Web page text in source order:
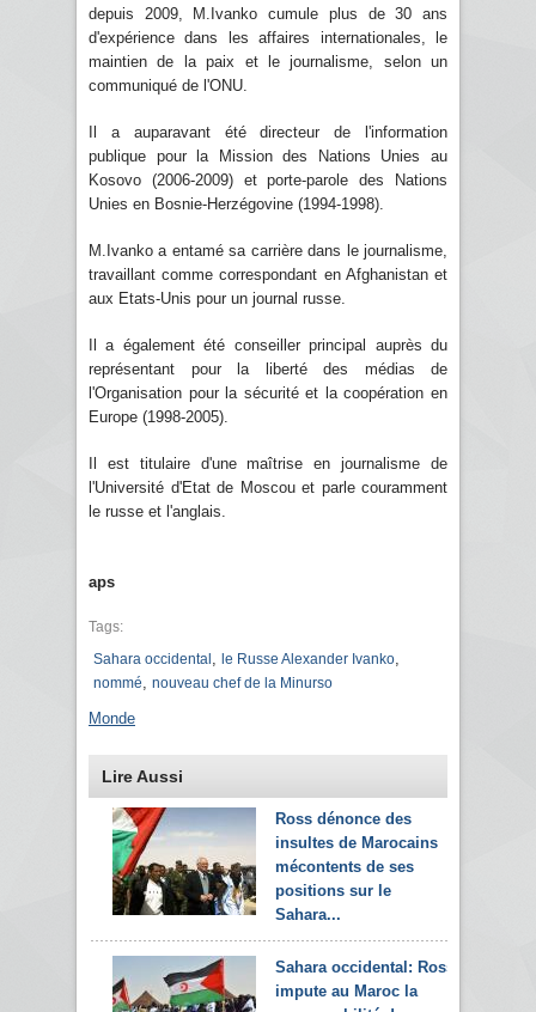
depuis 2009, M.Ivanko cumule plus de 30 ans
d'expérience dans les affaires internationales, le
maintien de la paix et le journalisme, selon un
communiqué de l'ONU.
Il a auparavant été directeur de l'information
publique pour la Mission des Nations Unies au
Kosovo (2006-2009) et porte-parole des Nations
Unies en Bosnie-Herzégovine (1994-1998).
M.Ivanko a entamé sa carrière dans le journalisme,
travaillant comme correspondant en Afghanistan et
aux Etats-Unis pour un journal russe.
Il a également été conseiller principal auprès du
représentant pour la liberté des médias de
l'Organisation pour la sécurité et la coopération en
Europe (1998-2005).
Il est titulaire d'une maîtrise en journalisme de
l'Université d'Etat de Moscou et parle couramment
le russe et l'anglais.
aps
Tags:
Sahara occidental
le Russe Alexander Ivanko
nommé nouveau chef de la Minurso
Monde
Lire Aussi
Ross dénonce des
insultes de Marocains
mécontents de ses
positions sur le
Sahara...
Sahara occidental: Ross
impute au Maroc la